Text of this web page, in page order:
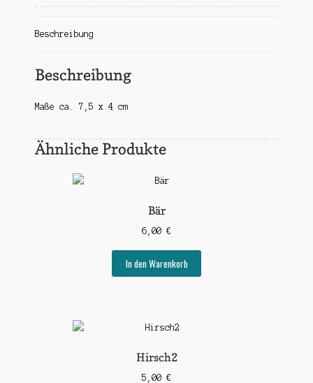
Beschreibung
Beschreibung
Maße ca. 7,5 x 4 cm
Ähnliche Produkte
Bär
6,00 €
In den Warenkorb
Hirsch2
5,00 €